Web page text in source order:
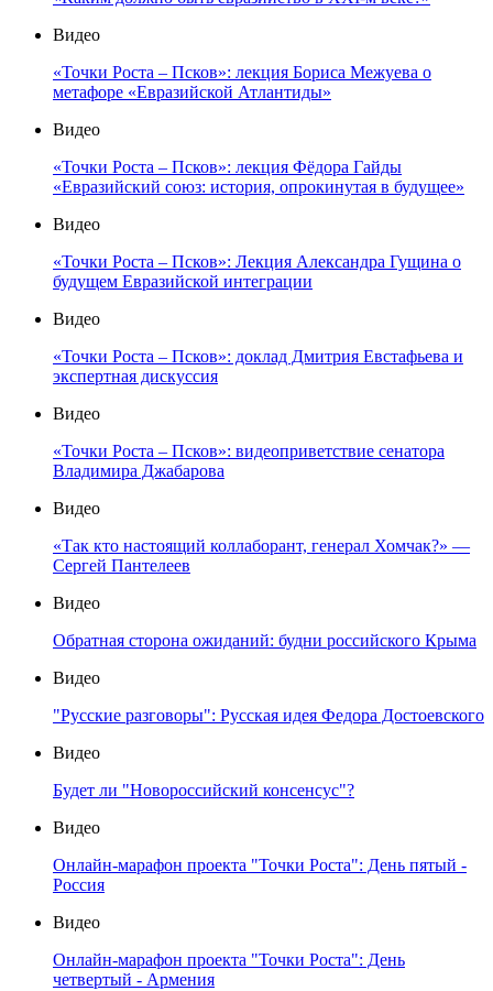
Видео
«Точки Роста – Псков»: лекция Бориса Межуева о
метафоре «Евразийской Атлантиды»
Видео
«Точки Роста – Псков»: лекция Фёдора Гайды
«Евразийский союз: история, опрокинутая в будущее»
Видео
«Точки Роста – Псков»: Лекция Александра Гущина о
будущем Евразийской интеграции
Видео
«Точки Роста – Псков»: доклад Дмитрия Евстафьева и
экспертная дискуссия
Видео
«Точки Роста – Псков»: видеоприветствие сенатора
Владимира Джабарова
Видео
«Так кто настоящий коллаборант, генерал Хомчак?» —
Сергей Пантелеев
Видео
Обратная сторона ожиданий: будни российского Крыма
Видео
"Русские разговоры": Русская идея Федора Достоевского
Видео
Будет ли "Новороссийский консенсус"?
Видео
Онлайн-марафон проекта "Точки Роста": День пятый -
Россия
Видео
Онлайн-марафон проекта "Точки Роста": День
четвертый - Армения